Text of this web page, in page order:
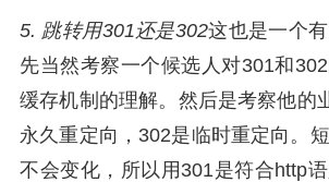
5. 跳转用301还是302这也是一个
先当然考察一个候选人对301和
缓存机制的理解。然后是考察他的
永久重定向，302是临时重定向。
不会变化，所以用301是符合http